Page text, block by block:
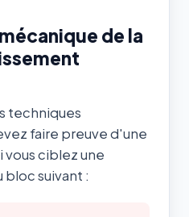
de la
techniques
faire preuve d'une
ciblez une
suivant :